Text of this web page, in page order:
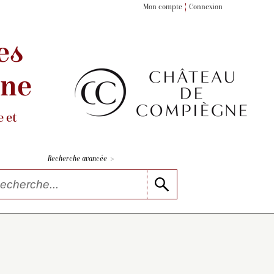
Mon compte Connexion
et
Recherche avancée >